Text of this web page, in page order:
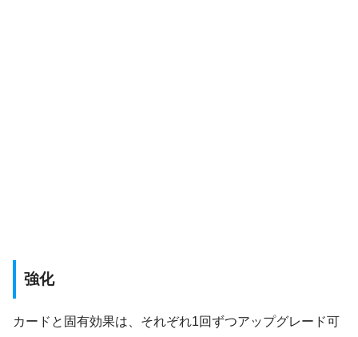
強化
カードと固有効果は、それぞれ1回ずつアップグレード可